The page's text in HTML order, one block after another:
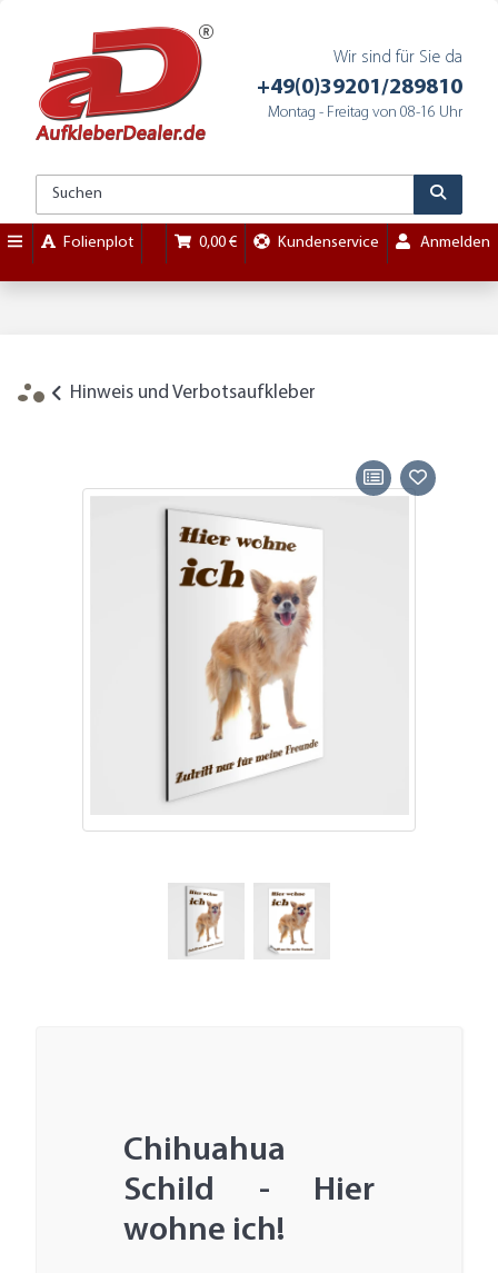
Wir sind für Sie da
+49(0)39201/289810
Montag - Freitag von 08-16 Uhr
Folienplot 0,00 € Kundenservice Anmelden
Hinweis und Verbotsaufkleber
Chihuahua
Schild - Hier
wohne ich!